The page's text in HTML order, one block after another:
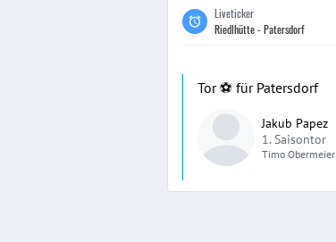
Liveticker
Riedlhütte - Patersdorf
Tor ⚽️ für Patersdorf
Jakub Papez
1. Saisontor
Timo Obermeier